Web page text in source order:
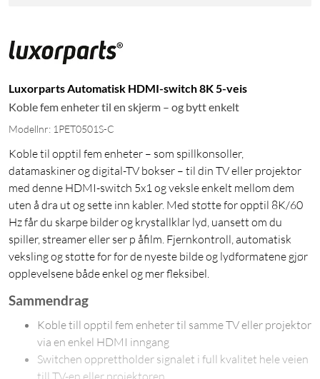
Luxorparts Automatisk HDMI-switch 8K 5-veis
Koble fem enheter til en skjerm – og bytt enkelt
Modellnr: 1PET0501S-C
Koble til opptil fem enheter – som spillkonsoller,
datamaskiner og digital-TV bokser – til din TV eller projektor
med denne HDMI-switch 5x1 og veksle enkelt mellom dem
uten å dra ut og sette inn kabler. Med støtte for opptil 8K/60
Hz får du skarpe bilder og krystallklar lyd, uansett om du
spiller, streamer eller ser p åfilm. Fjernkontroll, automatisk
veksling og støtte for for de nyeste bilde og lydformatene gjør
opplevelsene både enkel og mer fleksibel.
Sammendrag
Koble till opptil fem enheter til samme TV eller projektor
via en enkel HDMI inngang
Switchen opprettholder signalet i full kvalitet hele veien